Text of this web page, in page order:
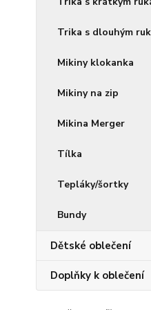
Trika s dlouhým
Mikiny klokanka
Mikiny na zip
Mikina Merger
Tílka
Tepláky/šortky
Bundy
Dětské oblečení
Doplňky k oblečení